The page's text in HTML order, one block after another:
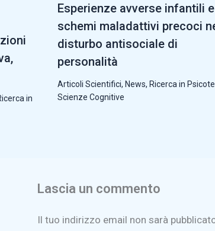
in
Esperienze avverse infantili e
schemi maladattivi precoci
disturbo antisociale di
personalità
Articoli Scientifici, News, Ricerca in
Scienze Cognitive
Lascia un commento
Il tuo indirizzo email non sarà